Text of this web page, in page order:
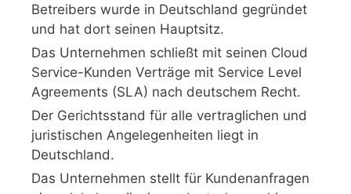
Betreibers wurde in Deutschland gegründet
und hat dort seinen Hauptsitz.
Das Unternehmen schließt mit seinen Cloud
Service-Kunden Verträge mit Service Level
Agreements (SLA) nach deutschem Recht.
Der Gerichtsstand für alle vertraglichen und
juristischen Angelegenheiten liegt in
Deutschland.
Das Unternehmen stellt für Kundenanfragen